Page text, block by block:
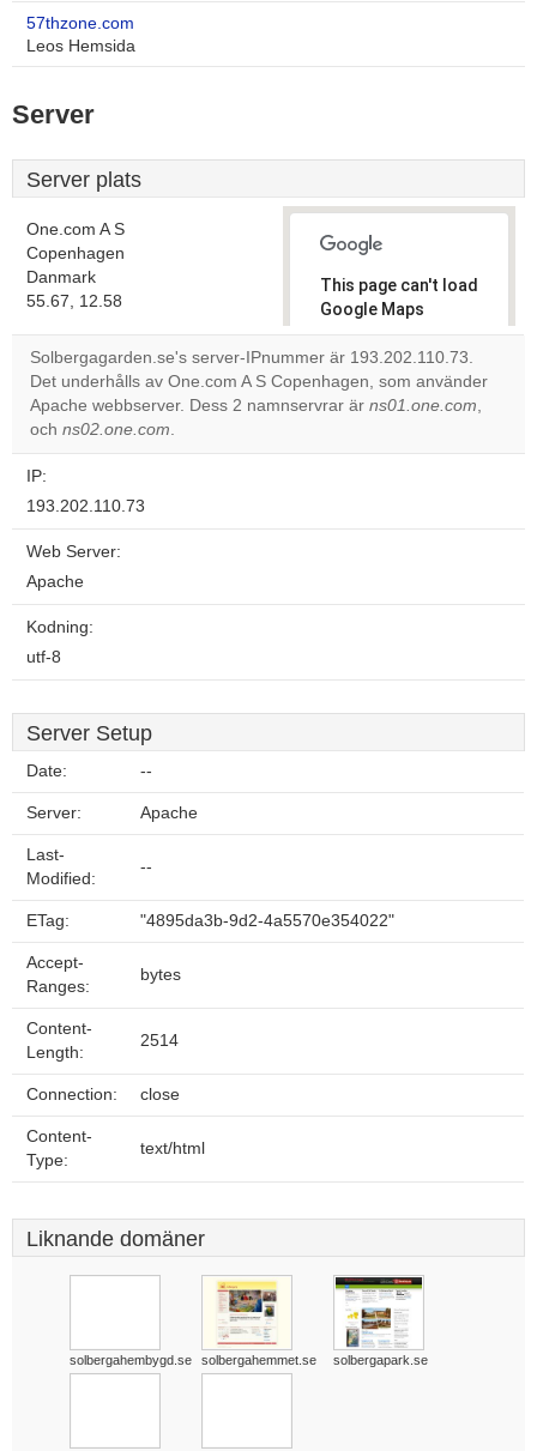
57thzone.com
Leos Hemsida
Server
Server plats
One.com A S
Copenhagen
Danmark
55.67, 12.58
This page can't load
Google Maps
correctly.
Do you
own this
OK
Solbergagarden.se's server-IPnummer är 193.202.110.73.
Det underhålls av One.com A S Copenhagen, som använder
Apache webbserver. Dess 2 namnservrar är ns01.one.com,
och ns02.one.com.
IP:
193.202.110.73
Web Server:
Apache
Kodning:
utf-8
Server Setup
Date: --
Server: Apache
Last-
Modified:
--
ETag: "4895da3b-9d2-4a5570e354022"
Accept-
Ranges:
bytes
Content-
Length:
2514
Connection: close
Content-
Type:
text/html
Liknande domäner
solbergahembygd.se solbergahemmet.se solbergapark.se